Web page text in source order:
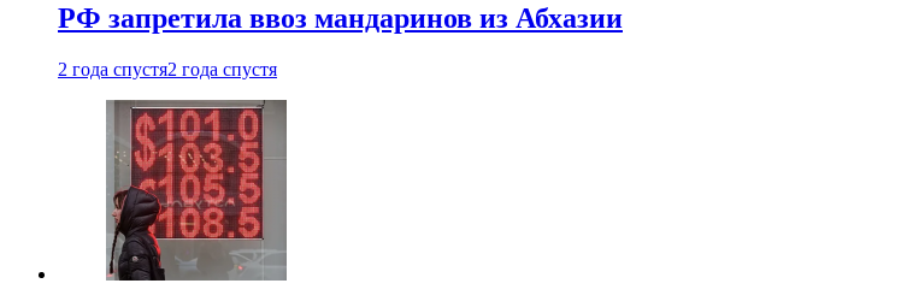
РФ запретила ввоз мандаринов из Абхазии
2 года спустя2 года спустя